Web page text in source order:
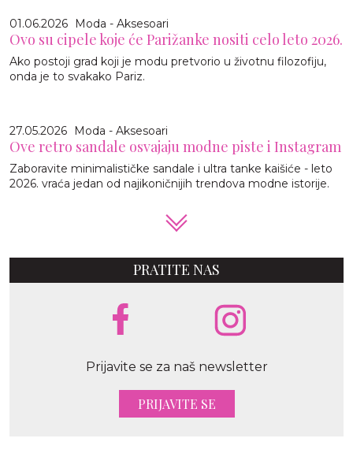
01.06.2026 Moda - Aksesoari
Ovo su cipele koje će Parižanke nositi celo leto 2026.
Ako postoji grad koji je modu pretvorio u životnu filozofiju,
onda je to svakako Pariz.
27.05.2026 Moda - Aksesoari
Ove retro sandale osvajaju modne piste i Instagram
Zaboravite minimalističke sandale i ultra tanke kaišiće - leto
2026. vraća jedan od najikoničnijih trendova modne istorije.
PRATITE NAS
Prijavite se za naš newsletter
PRIJAVITE SE